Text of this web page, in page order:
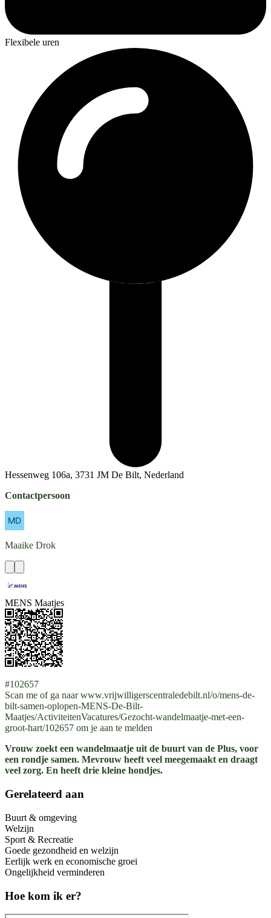
Flexibele uren
Hessenweg 106a, 3731 JM De Bilt, Nederland
Contactpersoon
Maaike Drok
MENS Maatjes
#102657
Scan me of ga naar www.vrijwilligerscentraledebilt.nl/o/mens-de-
bilt-samen-oplopen-MENS-De-Bilt-
Maatjes/ActiviteitenVacatures/Gezocht-wandelmaatje-met-een-
groot-hart/102657 om je aan te melden
Vrouw zoekt een wandelmaatje uit de buurt van de Plus, voor
een rondje samen. Mevrouw heeft veel meegemaakt en draagt
veel zorg. En heeft drie kleine hondjes.
Gerelateerd aan
Buurt & omgeving
Welzijn
Sport & Recreatie
Goede gezondheid en welzijn
Eerlijk werk en economische groei
Ongelijkheid verminderen
Hoe kom ik er?